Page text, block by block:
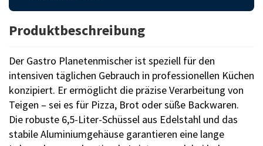
Produktbeschreibung
Der Gastro Planetenmischer ist speziell für den
intensiven täglichen Gebrauch in professionellen Küchen
konzipiert. Er ermöglicht die präzise Verarbeitung von
Teigen – sei es für Pizza, Brot oder süße Backwaren.
Die robuste 6,5-Liter-Schüssel aus Edelstahl und das
stabile Aluminiumgehäuse garantieren eine lange